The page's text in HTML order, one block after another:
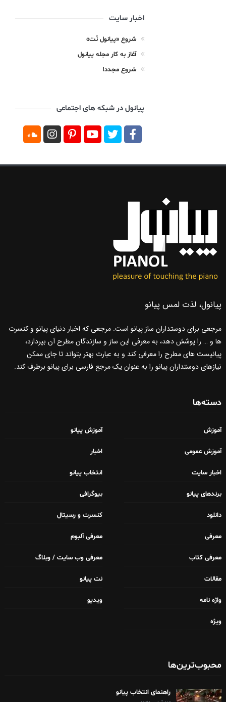
اخبار سایت
شروع «پیانول نُت»
آغاز به کار مجله پیانول
شروع مجدد!
پیانول در شبکه های اجتماعی
پیانول، لذت لمس پیانو
مرجعی برای دوستداران ساز پیانو است. مرجعی که اخبار دنیای پیانو و کنسرت
ها و … را پوشش دهد، به معرفی این ساز و سازندگان مطرح آن بپردازد،
پیانیست های مطرح را معرفی کند و به عبارت بهتر بتواند تا جای ممکن
نیازهای دوستداران پیانو را به عنوان یک مرجع فارسی برای پیانو برطرف کند.
دسته‌ها
آموزش آموزش پیانو
آموزش عمومی اخبار
اخبار سایت انتخاب پیانو
برندهای پیانو بیوگرافی
دانلود کنسرت و رسیتال
معرفی معرفی آلبوم
معرفی کتاب معرفی وب سایت / وبلاگ
مقالات نت پیانو
واژه نامه ویدیو
ویژه
محبوب‌ترین‌ها
راهنمای انتخاب پیانو